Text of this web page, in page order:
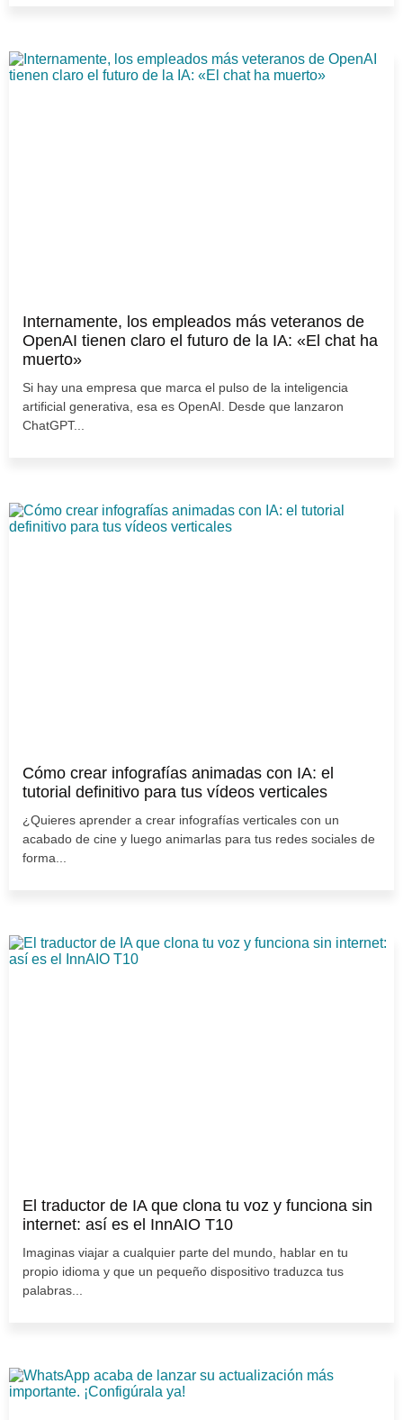
Internamente, los empleados más veteranos de
OpenAI tienen claro el futuro de la IA: «El chat ha
muerto»
Si hay una empresa que marca el pulso de la inteligencia
artificial generativa, esa es OpenAI. Desde que lanzaron
ChatGPT...
Cómo crear infografías animadas con IA: el
tutorial definitivo para tus vídeos verticales
¿Quieres aprender a crear infografías verticales con un
acabado de cine y luego animarlas para tus redes sociales de
forma...
El traductor de IA que clona tu voz y funciona sin
internet: así es el InnAIO T10
Imaginas viajar a cualquier parte del mundo, hablar en tu
propio idioma y que un pequeño dispositivo traduzca tus
palabras...